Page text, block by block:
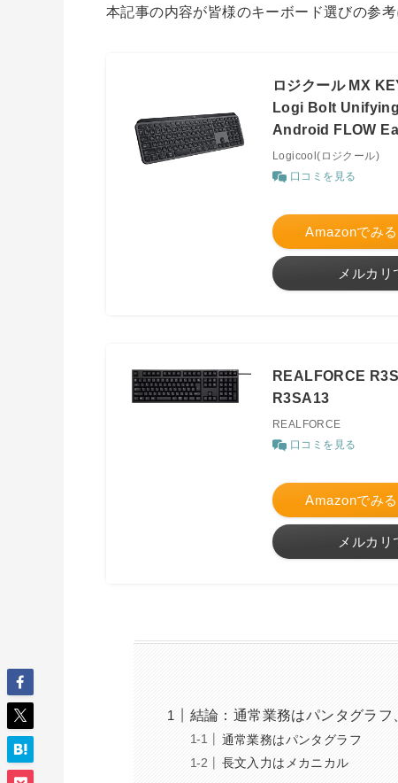
本記事の内容が皆様のキーボード選びの参考
ロジクール MX
Logi Bolt
Android FLOW
Logicool(ロジクール)
口コミを見る
Amazonでみる
メルカリ
REALFORCE
R3SA13
REALFORCE
口コミを見る
Amazonでみる
メルカリ
結論：通常業務はパンタグラ
通常業務はパンタグラフ
長文入力はメカニカル